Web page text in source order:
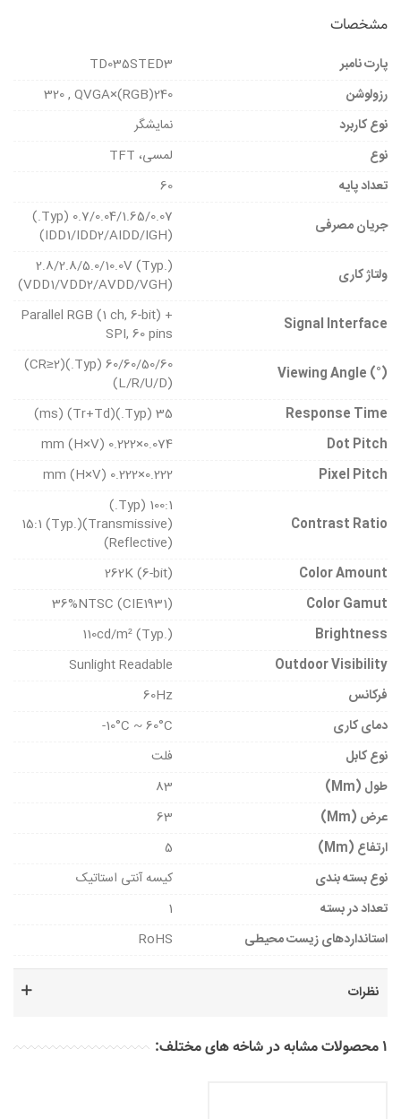
مشخصات
پارت نامبر
TD035STED3
رزولوشن
240(RGB)×320 , QVGA
نوع کاربرد
نمایشگر
نوع
لمسی، TFT
تعداد پایه
60
جریان مصرفی
0.7/0.04/1.65/0.07 (Typ.)
(IDD1/IDD2/AIDD/IGH)
ولتاژ کاری
2.8/2.8/5.0/10.0V (Typ.)
(VDD1/VDD2/AVDD/VGH)
Signal Interface
Parallel RGB (1 ch, 6-bit) +
SPI, 60 pins
(°) Viewing Angle
60/60/50/60 (Typ.)(CR≥2)
(L/R/U/D)
Response Time
35 (Typ.)(Tr+Td) (ms)
Dot Pitch
0.074×0.222 mm (H×V)
Pixel Pitch
0.222×0.222 mm (H×V)
Contrast Ratio
100:1 (Typ.)
(Transmissive)15:1 (Typ.)
(Reflective)
Color Amount
262K (6-bit)
Color Gamut
36%NTSC (CIE1931)
Brightness
110cd/m² (Typ.)
Outdoor Visibility
Sunlight Readable
فرکانس
60Hz
دمای کاری
10°C ~ 60°C-
نوع کابل
فلت
طول (mm)
83
عرض (mm)
63
ارتفاع (mm)
5
نوع بسته بندی
کیسه آنتی استاتیک
تعداد در بسته
1
استانداردهای زیست محیطی
RoHS
نظرات
1 محصولات مشابه در شاخه های مختلف: